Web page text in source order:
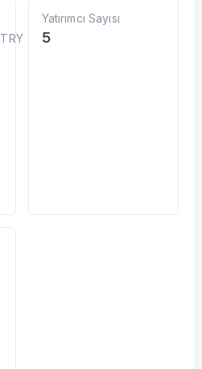
TRY
Yatırımcı Sayısı
5